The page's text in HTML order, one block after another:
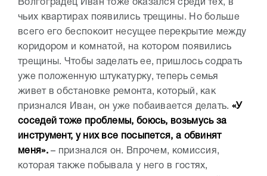
Волгоградец Иван тоже оказался среди тех, в
чьих квартирах появились трещины. Но больше
всего его беспокоит несущее перекрытие между
коридором и комнатой, на котором появились
трещины. Чтобы заделать ее, пришлось содрать
уже положенную штукатурку, теперь семья
живет в обстановке ремонта, который, как
признался Иван, он уже побаивается делать. «У
соседей тоже проблемы, боюсь, возьмусь за
инструмент, у них все посыпется, а обвинят
меня».– признался он. Впрочем, комиссия,
которая также побывала у него в гостях,